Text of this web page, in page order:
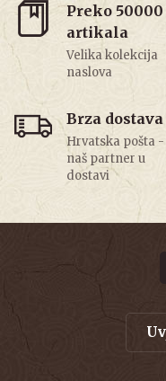
Preko 50000
artikala
Velika kolekcija
naslova
Brza dostava
Hrvatska pošta -
naš partner u
dostavi